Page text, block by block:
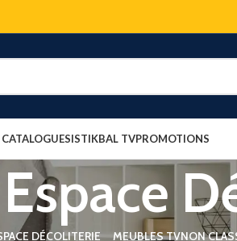
ISTIKBAL TVPROMOTIONS
Espace
DÉCOLITERIE MEUBLES TVNON